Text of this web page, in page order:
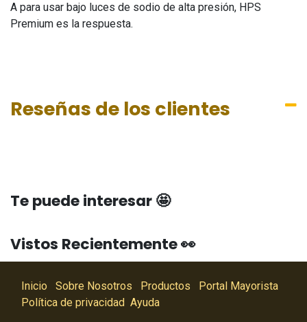
A para usar bajo luces de sodio de alta presión, HPS
Premium es la respuesta.
Reseñas de los clientes
Te puede interesar 🤩
Vistos Recientemente 👀
Inicio Sobre Nosotros Productos
Portal Mayorista
Política de privacidad Ayuda